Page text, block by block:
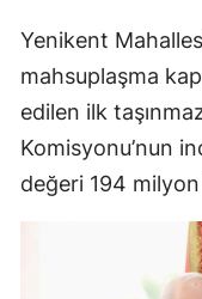
Yenikent
mahsuplaşma
edilen ilk
Komisyonu’nun
değeri 194